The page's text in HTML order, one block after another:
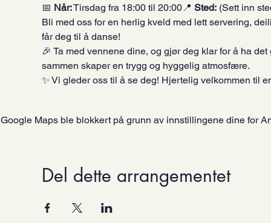
📅 Når: Tirsdag fra 18:00 til 20:00📍 Sted: (Sett inn
Bli med oss for en herlig kveld med lett servering,
får deg til å danse!
🎉 Ta med vennene dine, og gjør deg klar for å ha
sammen skaper en trygg og hyggelig atmosfære.
✨ Vi gleder oss til å se deg! Hjertelig velkommen til
Google Maps ble blokkert på grunn av innstillingene dine for
Del dette arrangementet